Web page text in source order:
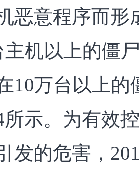
恶意程序而形
主机以上的僵
10万台以上的
示。为有效
发的危害，